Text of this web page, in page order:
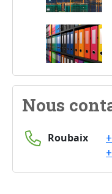
Nous
Roubaix